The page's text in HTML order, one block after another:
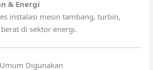
& Energi
instalasi mesin tambang, turbin,
di sektor energi.
Digunakan